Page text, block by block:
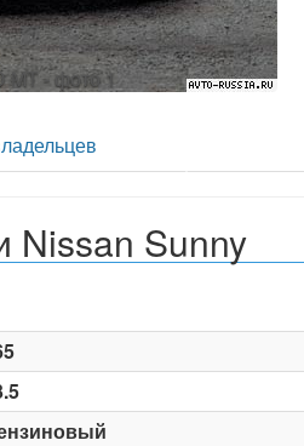
MT - фото 2
Nissan Sunny